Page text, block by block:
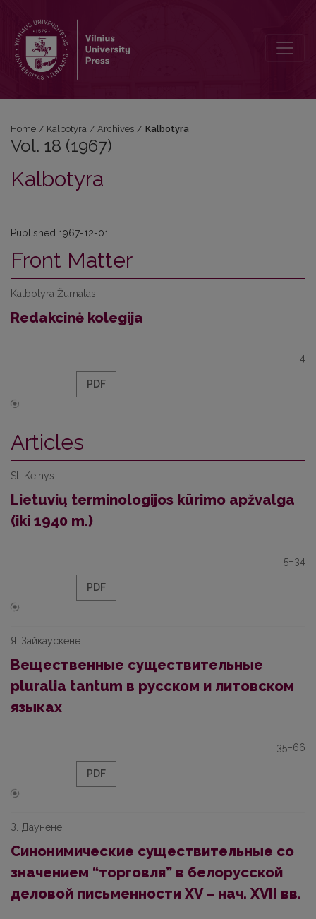
Home / Kalbotyra / Archives / Kalbotyra
Vol. 18 (1967)
Kalbotyra
Published 1967-12-01
Front Matter
Kalbotyra Žurnalas
Redakcinė kolegija
4
PDF
Articles
St. Keinys
Lietuvių terminologijos kūrimo apžvalga
(iki 1940 m.)
5–34
PDF
Я. Зайкаускене
Вещественные существительные
pluralia tantum в русском и литовском
языках
35–66
PDF
З. Даунене
Синонимические существительные со
значением “торговля” в белорусской
деловой письменности XV – нач. XVII вв.